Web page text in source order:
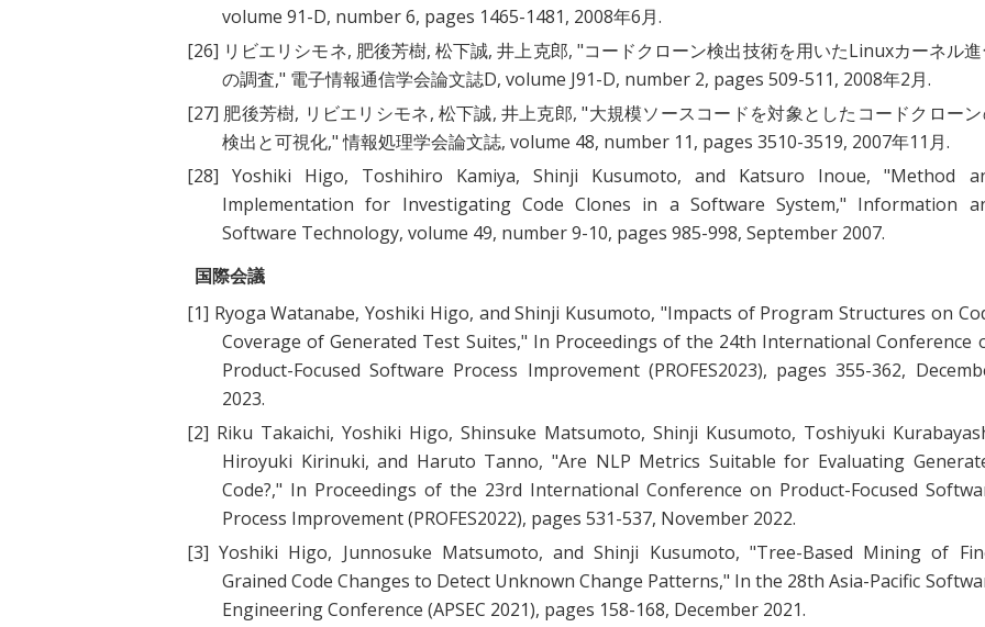
volume 91-D, number 6, pages 1465-1481, 2008年6月.
[26] リビエリシモネ, 肥後芳樹, 松下誠, 井上克郎, "コードクローン検出技術を用いたLinuxカーネル
の調査," 電子情報通信学会論文誌D, volume J91-D, number 2, pages 509-511, 2008年2月.
[27] 肥後芳樹, リビエリシモネ, 松下誠, 井上克郎, "大規模ソースコードを対象としたコードクロー
検出と可視化," 情報処理学会論文誌, volume 48, number 11, pages 3510-3519, 2007年11月.
[28] Yoshiki Higo, Toshihiro Kamiya, Shinji Kusumoto, and Katsuro Inoue, "Method
Implementation for Investigating Code Clones in a Software System," Information
Software Technology, volume 49, number 9-10, pages 985-998, September 2007.
国際会議
[1] Ryoga Watanabe, Yoshiki Higo, and Shinji Kusumoto, "Impacts of Program Structures on
Coverage of Generated Test Suites," In Proceedings of the 24th International Conference
Product-Focused Software Process Improvement (PROFES2023), pages 355-362,
2023.
[2] Riku Takaichi, Yoshiki Higo, Shinsuke Matsumoto, Shinji Kusumoto, Toshiyuki
Hiroyuki Kirinuki, and Haruto Tanno, "Are NLP Metrics Suitable for Evaluating
Code?," In Proceedings of the 23rd International Conference on Product-Focused
Process Improvement (PROFES2022), pages 531-537, November 2022.
[3] Yoshiki Higo, Junnosuke Matsumoto, and Shinji Kusumoto, "Tree-Based Mining of
Grained Code Changes to Detect Unknown Change Patterns," In the 28th Asia-Pacific
Engineering Conference (APSEC 2021), pages 158-168, December 2021.